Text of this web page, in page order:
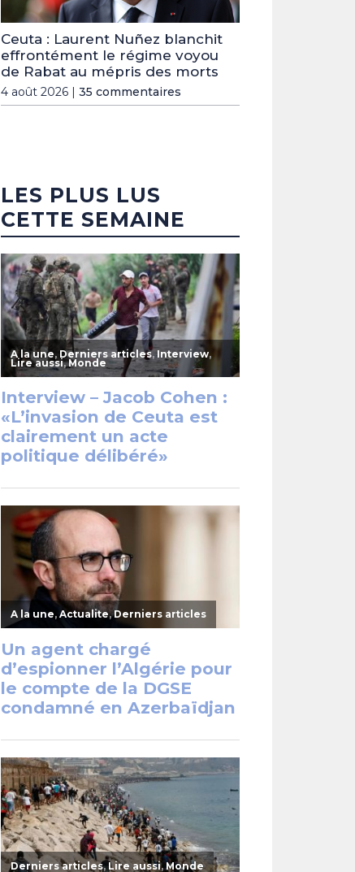
Ceuta : Laurent Nuñez blanchit
effrontément le régime voyou
de Rabat au mépris des morts
4 août 2026 | 35 commentaires
LES PLUS LUS
CETTE SEMAINE